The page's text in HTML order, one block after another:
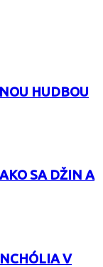
HUDBOU
SA DŽIN A
V